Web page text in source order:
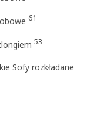
61
53
Sofy rozkładane